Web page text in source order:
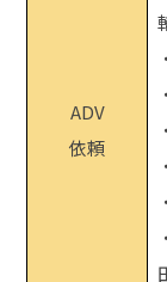
ADV
依頼